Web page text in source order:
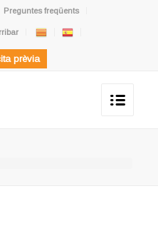
Preguntes freqüents
prèvia